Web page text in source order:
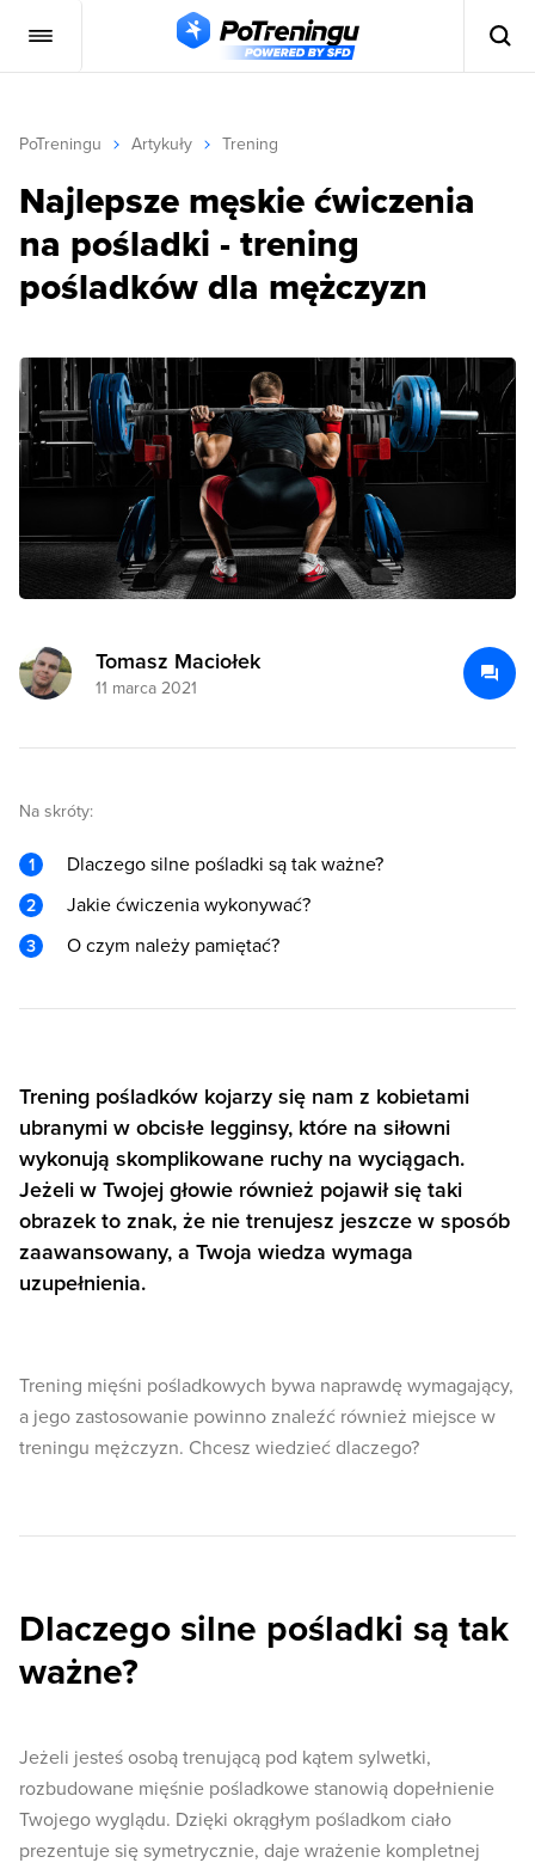
PoTreningu Artykuły Trening
Najlepsze męskie ćwiczenia
na pośladki - trening
pośladków dla mężczyzn
Tomasz Maciołek
11 marca 2021
Na skróty:
Dlaczego silne pośladki są tak ważne?
Jakie ćwiczenia wykonywać?
O czym należy pamiętać?
Trening pośladków kojarzy się nam z kobietami
ubranymi w obcisłe legginsy, które na siłowni
wykonują skomplikowane ruchy na wyciągach.
Jeżeli w Twojej głowie również pojawił się taki
obrazek to znak, że nie trenujesz jeszcze w sposób
zaawansowany, a Twoja wiedza wymaga
uzupełnienia.
Trening mięśni pośladkowych bywa naprawdę wymagający,
a jego zastosowanie powinno znaleźć również miejsce w
treningu mężczyzn. Chcesz wiedzieć dlaczego?
Dlaczego silne pośladki są tak
ważne?
Jeżeli jesteś osobą trenującą pod kątem sylwetki,
rozbudowane mięśnie pośladkowe stanowią dopełnienie
Twojego wyglądu. Dzięki okrągłym pośladkom ciało
prezentuje się symetrycznie, daje wrażenie kompletnej